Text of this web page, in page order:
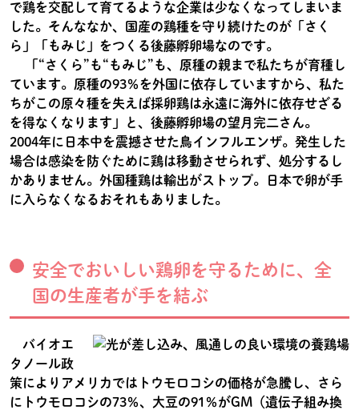
で鶏を交配して育てるような企業は少なくなってしまいま
した。そんななか、国産の鶏種を守り続けたのが「さく
ら」「もみじ」をつくる後藤孵卵場なのです。
「“さくら”も“もみじ”も、原種の親まで私たちが育種し
ています。原種の93％を外国に依存していますから、私た
ちがこの原々種を失えば採卵鶏は永遠に海外に依存せざる
を得なくなります」と、後藤孵卵場の望月完二さん。
2004年に日本中を震撼させた鳥インフルエンザ。発生した
場合は感染を防ぐために鶏は移動させられず、処分するし
かありません。外国種鶏は輸出がストップ。日本で卵が手
に入らなくなるおそれもありました。
安全でおいしい鶏卵を守るために、全
国の生産者が手を結ぶ
バイオエ
タノール政
策によりアメリカではトウモロコシの価格が急騰し、さら
にトウモロコシの73％、大豆の91％がGM（遺伝子組み換